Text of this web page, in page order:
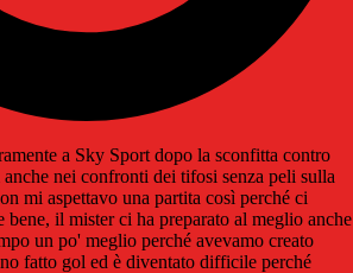
a Sky Sport dopo la sconfitta contro
nei confronti dei tifosi senza peli sulla
mi aspettavo una partita così perché ci
bene, il mister ci ha preparato al meglio anche
un po' meglio perché avevamo creato
fatto gol ed è diventato difficile perché